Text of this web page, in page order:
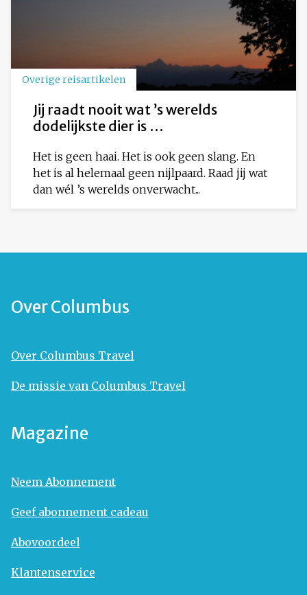
Overige reisartikelen
Jij raadt nooit wat ’s werelds
dodelijkste dier is …
Het is geen haai. Het is ook geen slang. En
het is al helemaal geen nijlpaard. Raad jij wat
dan wél ’s werelds onverwacht...
Over Columbus
Over Columbus Travel
De missie van Columbus Travel
Magazine
Neem Abonnement
Geef abonnement cadeau
Abovoordeel
Klantenservice